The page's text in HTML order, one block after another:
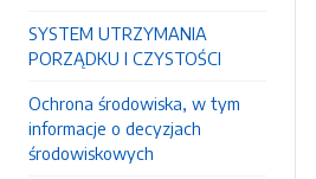
SYSTEM UTRZYMANIA
PORZĄDKU I CZYSTOŚCI
Ochrona środowiska, w tym
informacje o decyzjach
środowiskowych